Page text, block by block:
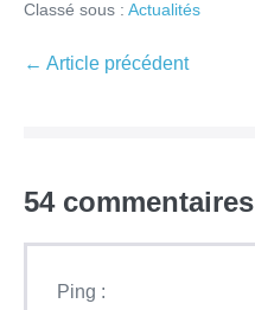
Classé sous : Actualités
Navigation
← Article précédent
54commentaires
Ping :